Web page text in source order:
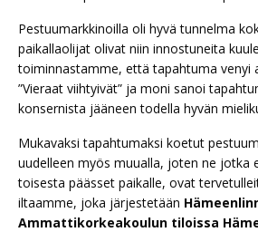
Pestuumarkkinoilla oli hyvä tunnelma
paikallaolijat olivat niin innostuneita
toiminnastamme, että tapahtuma venyi
”Vieraat viihtyivät” ja moni sanoi
konsernista jääneen todella hyvän
Mukavaksi tapahtumaksi koetut
uudelleen myös muualla, joten ne jotka
toisesta päässet paikalle, ovat
iltaamme, joka järjestetään
Ammattikorkeakoulun tiloissa